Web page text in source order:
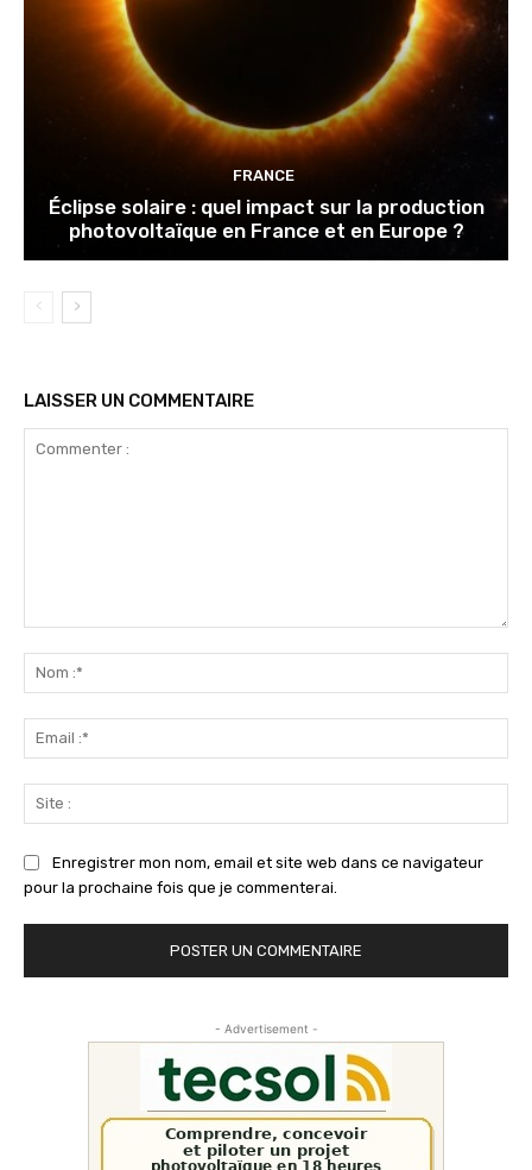
FRANCE
Éclipse solaire : quel impact sur la production
photovoltaïque en France et en Europe ?
LAISSER UN COMMENTAIRE
Enregistrer mon nom, email et site web dans ce navigateur
pour la prochaine fois que je commenterai.
- Advertisement -